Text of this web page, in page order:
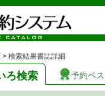
> 検索結果書誌詳細
ろ検索 予約ベ